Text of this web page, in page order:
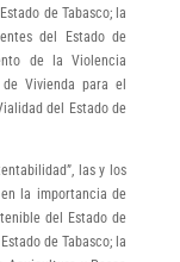
de Tabasco; la
del Estado de
de la Violencia
Vivienda para el
del Estado de
las y los
la importancia de
del Estado de
de Tabasco; la